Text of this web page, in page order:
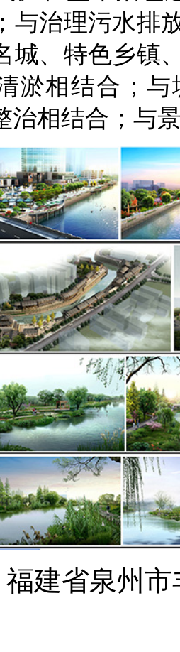
与治理污水排
城、特色乡镇
淤相结合；
治相结合；与
建省泉州